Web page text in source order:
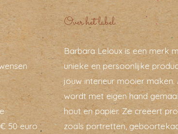
50 euro
Over het label
Barbara Leloux is een merk
unieke en persoonlijke
jouw interieur mooier maken.
wordt met eigen hand
hout en papier. Ze creëert
zoals portretten,